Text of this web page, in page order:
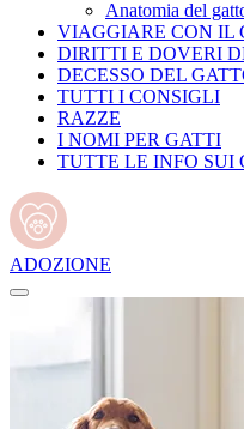
Anatomia del
VIAGGIARE CON IL
DIRITTI E DOVERI
DECESSO DEL
TUTTI I CONSIGLI
RAZZE
I NOMI PER GATTI
TUTTE LE INFO SUI
ADOZIONE